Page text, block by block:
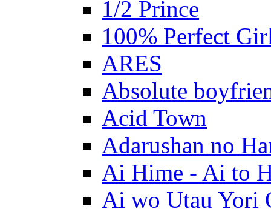
1/2 Prince
100% Perfect
ARES
Absolute
Acid Town
Adarushan no
Ai Hime - Ai to
Ai wo Utau Yori